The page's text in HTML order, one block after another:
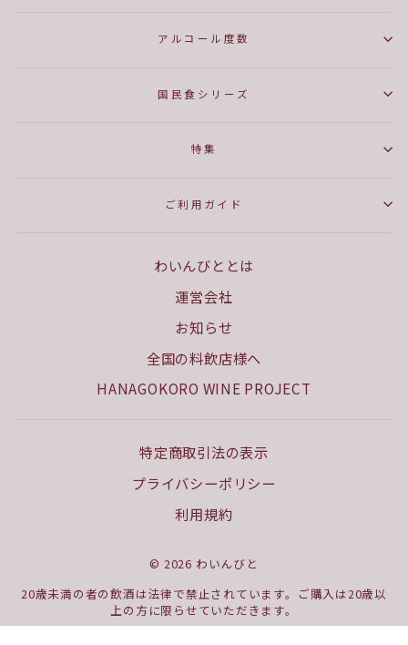
アルコール度数
国民食シリーズ
特集
ご利用ガイド
わいんびととは
運営会社
お知らせ
全国の料飲店様へ
HANAGOKORO WINE PROJECT
特定商取引法の表示
プライバシーポリシー
利用規約
© 2026 わいんびと
20歳未満の者の飲酒は法律で禁止されています。ご購入は20歳以
上の方に限らせていただきます。